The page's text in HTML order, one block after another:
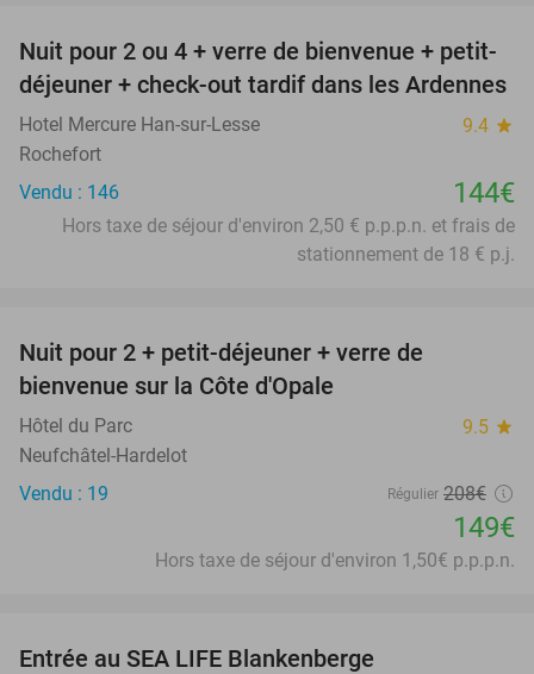
Nuit pour 2 ou 4 + verre de bienvenue + petit-
déjeuner + check-out tardif dans les Ardennes
Hotel Mercure Han-sur-Lesse 9.4 star
Rochefort
Vendu : 146
144€
Hors taxe de séjour d'environ 2,50 € p.p.p.n. et frais de
stationnement de 18 € p.j.
Nuit pour 2 + petit-déjeuner + verre de
bienvenue sur la Côte d'Opale
Hôtel du Parc 9.5 star
Neufchâtel-Hardelot
Vendu : 19
Régulier 208€
149€
Hors taxe de séjour d'environ 1,50€ p.p.p.n.
Entrée au SEA LIFE Blankenberge